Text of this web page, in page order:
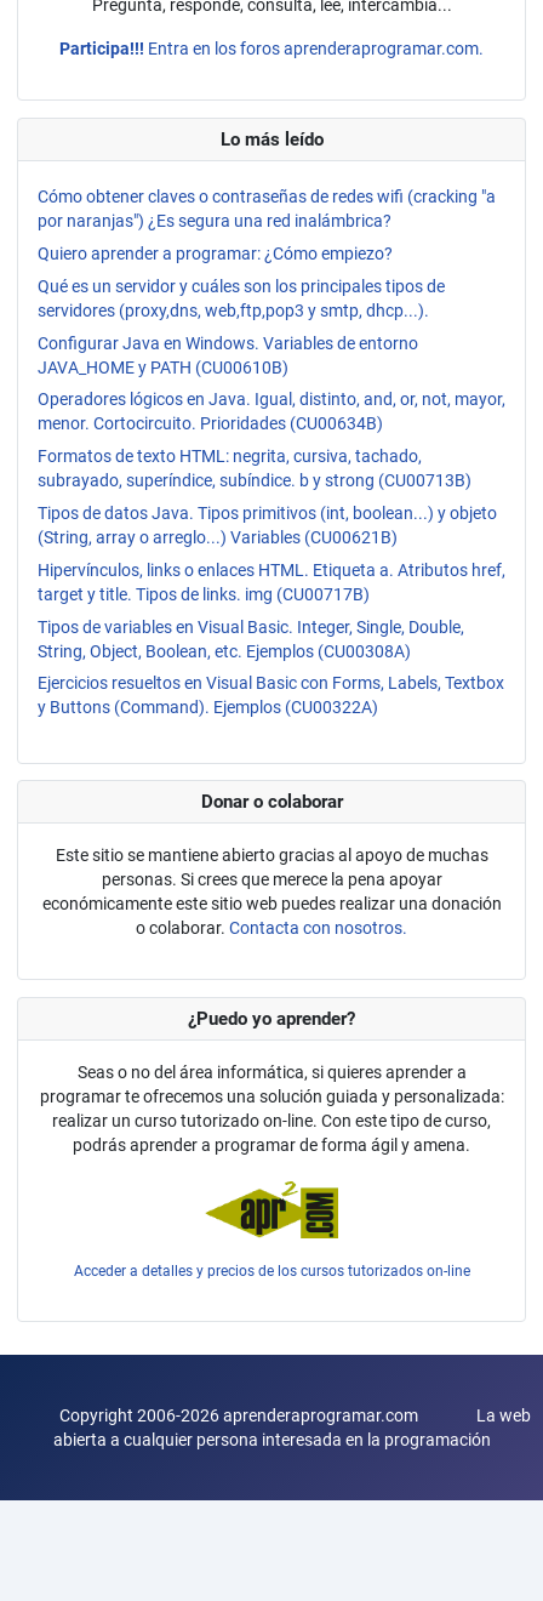
Pregunta, responde, consulta, lee, intercambia...
Participa!!! Entra en los foros aprenderaprogramar.com.
Lo más leído
Cómo obtener claves o contraseñas de redes wifi (cracking "a
por naranjas") ¿Es segura una red inalámbrica?
Quiero aprender a programar: ¿Cómo empiezo?
Qué es un servidor y cuáles son los principales tipos de
servidores (proxy,dns, web,ftp,pop3 y smtp, dhcp...).
Configurar Java en Windows. Variables de entorno
JAVA_HOME y PATH (CU00610B)
Operadores lógicos en Java. Igual, distinto, and, or, not, mayor,
menor. Cortocircuito. Prioridades (CU00634B)
Formatos de texto HTML: negrita, cursiva, tachado,
subrayado, superíndice, subíndice. b y strong (CU00713B)
Tipos de datos Java. Tipos primitivos (int, boolean...) y objeto
(String, array o arreglo...) Variables (CU00621B)
Hipervínculos, links o enlaces HTML. Etiqueta a. Atributos href,
target y title. Tipos de links. img (CU00717B)
Tipos de variables en Visual Basic. Integer, Single, Double,
String, Object, Boolean, etc. Ejemplos (CU00308A)
Ejercicios resueltos en Visual Basic con Forms, Labels, Textbox
y Buttons (Command). Ejemplos (CU00322A)
Donar o colaborar
Este sitio se mantiene abierto gracias al apoyo de muchas
personas. Si crees que merece la pena apoyar
económicamente este sitio web puedes realizar una donación
o colaborar. Contacta con nosotros.
¿Puedo yo aprender?
Seas o no del área informática, si quieres aprender a
programar te ofrecemos una solución guiada y personalizada:
realizar un curso tutorizado on-line. Con este tipo de curso,
podrás aprender a programar de forma ágil y amena.
Acceder a detalles y precios de los cursos tutorizados on-line
Copyright 2006-2026 aprenderaprogramar.com La web
abierta a cualquier persona interesada en la programación